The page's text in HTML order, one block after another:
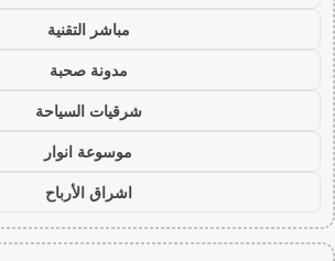
مباشر التقنية
مدونة صحبة
شرقيات السياحة
موسوعة انوار
اشراق الأرباح